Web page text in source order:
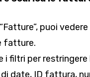
puoi
fatture.
i filtri per restringere
date, ID fattura,